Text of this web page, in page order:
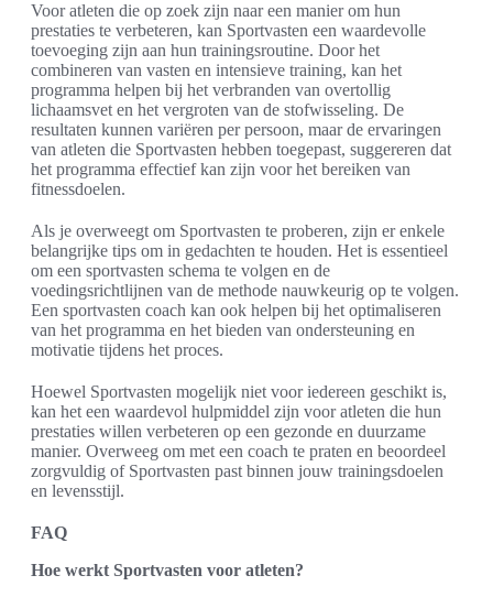
Voor atleten die op zoek zijn naar een manier om hun
prestaties te verbeteren, kan Sportvasten een waardevolle
toevoeging zijn aan hun trainingsroutine. Door het
combineren van vasten en intensieve training, kan het
programma helpen bij het verbranden van overtollig
lichaamsvet en het vergroten van de stofwisseling. De
resultaten kunnen variëren per persoon, maar de ervaringen
van atleten die Sportvasten hebben toegepast, suggereren dat
het programma effectief kan zijn voor het bereiken van
fitnessdoelen.
Als je overweegt om Sportvasten te proberen, zijn er enkele
belangrijke tips om in gedachten te houden. Het is essentieel
om een sportvasten schema te volgen en de
voedingsrichtlijnen van de methode nauwkeurig op te volgen.
Een sportvasten coach kan ook helpen bij het optimaliseren
van het programma en het bieden van ondersteuning en
motivatie tijdens het proces.
Hoewel Sportvasten mogelijk niet voor iedereen geschikt is,
kan het een waardevol hulpmiddel zijn voor atleten die hun
prestaties willen verbeteren op een gezonde en duurzame
manier. Overweeg om met een coach te praten en beoordeel
zorgvuldig of Sportvasten past binnen jouw trainingsdoelen
en levensstijl.
FAQ
Hoe werkt Sportvasten voor atleten?